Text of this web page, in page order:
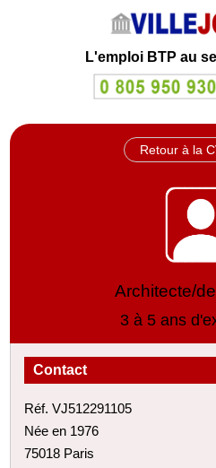
L'emploi BTP au
Retour à la
Architecte/
3 à 5 ans
Contact
Réf. VJ512291105
Née en 1976
75018 Paris